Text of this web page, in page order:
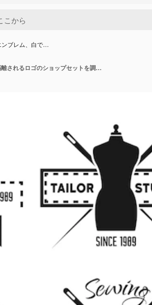
ンブレム、白で…
モノクロラベル、バッジ、エンブレム、白で隔離されるロゴのショップセットを調整します。